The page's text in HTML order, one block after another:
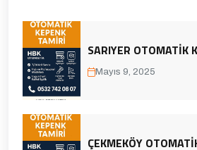
SARIYER OTOMATIK
Mayıs 9, 2025
ÇEKMEKÖY